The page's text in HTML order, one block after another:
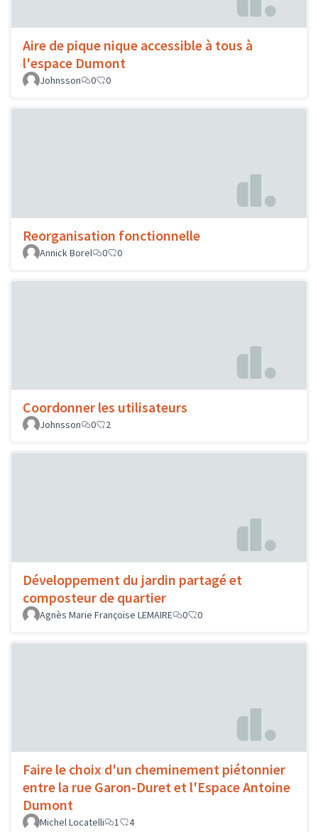
Aire de pique nique accessible à tous à
l'espace Dumont
Johnsson 0 0
Reorganisation fonctionnelle
Annick Borel 0 0
Coordonner les utilisateurs
Johnsson 0 2
Développement du jardin partagé et
composteur de quartier
Agnès Marie Françoise LEMAIRE 0 0
Faire le choix d'un cheminement piétonnier
entre la rue Garon-Duret et l'Espace Antoine
Dumont
Michel Locatelli 1 4